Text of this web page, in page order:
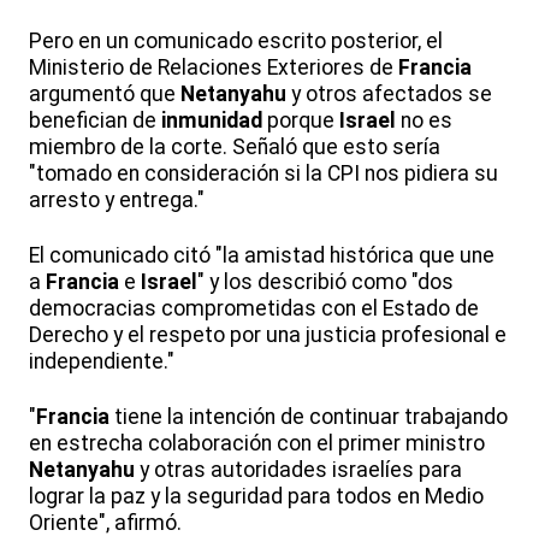
Pero en un comunicado escrito posterior, el
Ministerio de Relaciones Exteriores de Francia
argumentó que Netanyahu y otros afectados se
benefician de inmunidad porque Israel no es
miembro de la corte. Señaló que esto sería
"tomado en consideración si la CPI nos pidiera su
arresto y entrega."
El comunicado citó "la amistad histórica que une
a Francia e Israel " y los describió como "dos
democracias comprometidas con el Estado de
Derecho y el respeto por una justicia profesional e
independiente."
" Francia tiene la intención de continuar trabajando
en estrecha colaboración con el primer ministro
Netanyahu y otras autoridades israelíes para
lograr la paz y la seguridad para todos en Medio
Oriente", afirmó.